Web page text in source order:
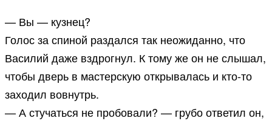
— Вы — кузнец?
Голос за спиной раздался так неожиданно, что
Василий даже вздрогнул. К тому же он не слышал,
чтобы дверь в мастерскую открывалась и кто-то
заходил вовнутрь.
— А стучаться не пробовали? — грубо ответил он,